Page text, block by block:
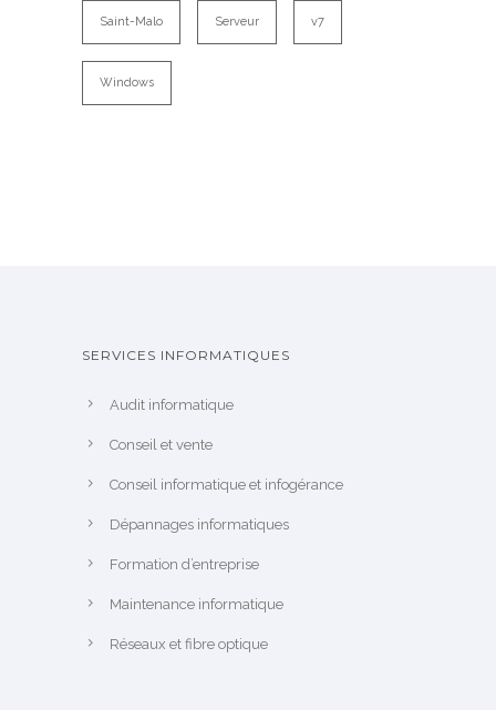
Saint-Malo Serveur v7
Windows
SERVICES INFORMATIQUES
Audit informatique
Conseil et vente
Conseil informatique et infogérance
Dépannages informatiques
Formation d’entreprise
Maintenance informatique
Réseaux et fibre optique